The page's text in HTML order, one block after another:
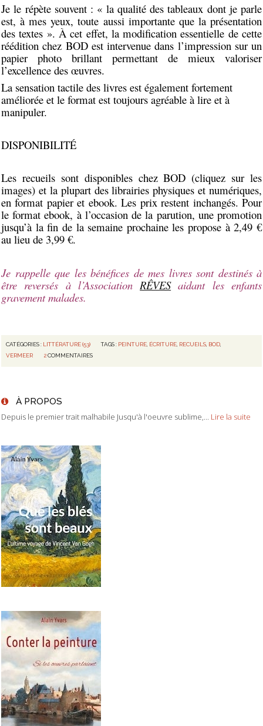
Je le répète souvent : « la qualité des tableaux dont je parle
est, à mes yeux, toute aussi importante que la présentation
des textes ». À cet effet, la modification essentielle de cette
réédition chez BOD est intervenue dans l’impression sur un
papier photo brillant permettant de mieux valoriser
l’excellence des œuvres.
La sensation tactile des livres est également fortement
améliorée et le format est toujours agréable à lire et à
manipuler.
DISPONIBILITÉ
Les recueils sont disponibles chez BOD (cliquez sur les
images) et la plupart des librairies physiques et numériques,
en format papier et ebook. Les prix restent inchangés. Pour
le format ebook, à l’occasion de la parution, une promotion
jusqu’à la fin de la semaine prochaine les propose à 2,49 €
au lieu de 3,99 €.
Je rappelle que les bénéfices de mes livres sont destinés à
être reversés à l’Association RÊVESaidant les enfants
gravement malades.
CATÉGORIES : LITTÉRATURE (53) TAGS : PEINTURE, ÉCRITURE, RECUEILS, BOD,
VERMEER
2 COMMENTAIRES
À PROPOS
Depuis le premier trait malhabile Jusqu'à l'oeuvre sublime,... Lire la suite